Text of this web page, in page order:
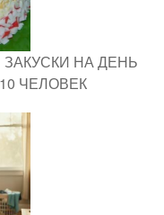
ЗАКУСКИ НА ДЕНЬ
ЧЕЛОВЕК